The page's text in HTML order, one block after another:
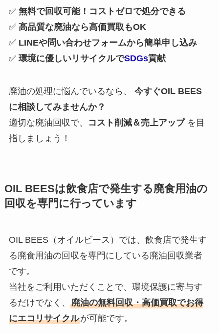
✅ 無料で回収可能！コストゼロで処分できる
✅ 高品質な廃油なら高価買取もOK
✅ LINEや問い合わせフォームから簡単申し込み
✅ 環境に優しいリサイクルでSDGs貢献
廃油の処理に悩んでいるなら、 今すぐOIL BEES
に相談してみませんか？
適切な廃油回収で、
コスト削減＆売上アップを目
指しましょう！
OIL BEESは飲食店で発生する廃食用油の
回収を専門に行っています
OIL BEES（オイルビース）では、飲食店で発生す
る廃食用油の回収を専門にしている廃油回収業者
です。
当社をご利用いただくことで、環境保護に寄与す
るだけでなく、 廃油の無料回収・高価買取でお得
にエコリサイクルが可能です。